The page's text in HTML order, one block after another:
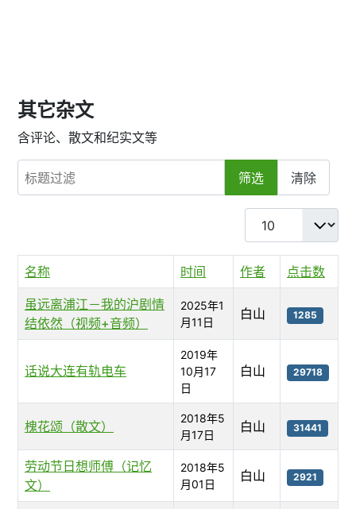
其它杂文
含评论、散文和纪实文等
标题过滤
筛选 清除
每页显示条数
名称 时间 作者 点击数
虽远离浦江－我的沪剧情
结依然（视频+音频）
2025年1
月11日
白山 1285
话说大连有轨电车
2019年
10月17
日
白山 29718
槐花颂（散文）
2018年5
月17日
白山 31441
劳动节日想师傅（记忆
文）
2018年5
月01日
白山 2921